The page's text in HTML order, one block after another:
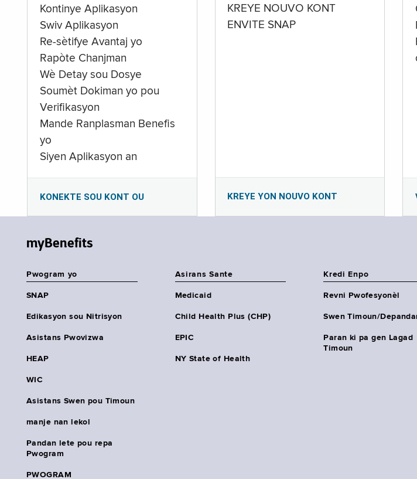
Kontinye Aplikasyon
Swiv Aplikasyon
Re-sètifye Avantaj yo
Rapòte Chanjman
Wè Detay sou Dosye
Soumèt Dokiman yo pou
Verifikasyon
Mande Ranplasman Benefis
yo
Siyen Aplikasyon an
KONEKTE SOU KONT OU
KREYE NOUVO KONT
ENVITE SNAP
KREYE YON NOUVO KONT
myBenefits
Pwogram yo
SNAP
Edikasyon sou Nitrisyon
Asistans Pwovizwa
HEAP
WIC
Asistans Swen pou Timoun
manje nan lekol
Pandan lete pou repa
Pwogram
PWOGRAM
Asirans Sante
Medicaid
Child Health Plus (CHP)
EPIC
NY State of Health
Kredi Enpo
Revni Pwofesyonèl
Swen Timoun/
Paran ki pa gen Lagad
Timoun